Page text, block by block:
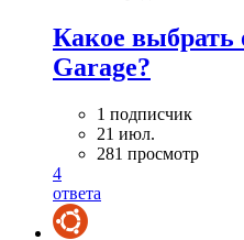
Какое выбрать
Garage?
1 подписчик
21 июл.
281 просмотр
4
ответа